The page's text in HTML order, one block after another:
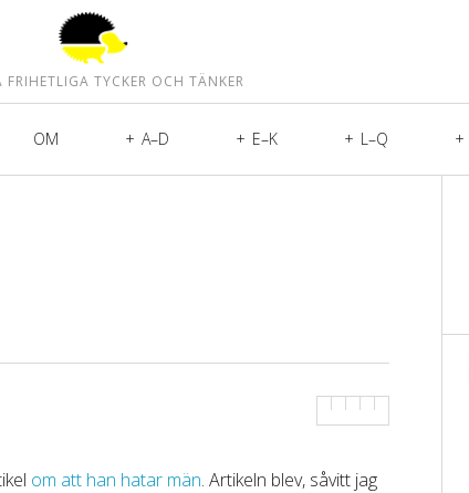
FRIHETLIGA TYCKER OCH TÄNKER
OM A–D E–K L–Q
om att han hatar män. Artikeln blev, såvitt jag